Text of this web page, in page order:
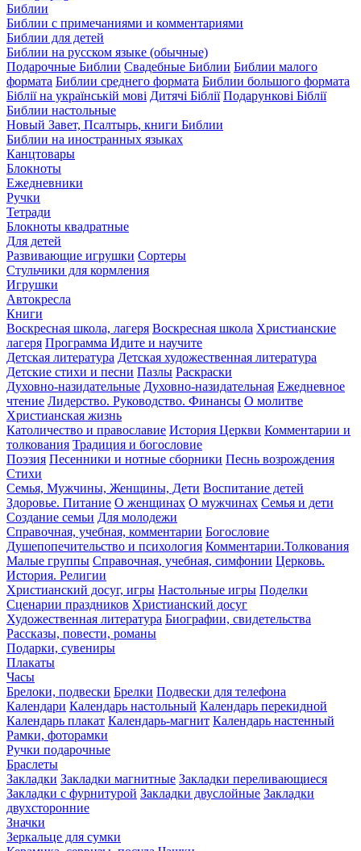
Библии
Библии с примечаниями и комментариями
Библии для детей
Библии на русском языке (обычные)
Подарочные Библии Свадебные Библии Библии малого
формата Библии среднего формата Библии большого формата
Біблії на українській мові Дитячі Біблії Подарункові Біблії
Библии настольные
Новый Завет, Псалтырь, книги Библии
Библии на иностранных языках
Канцтовары
Блокноты
Ежедневники
Ручки
Тетради
Блокноты квадратные
Для детей
Развивающие игрушки Сортеры
Стульчики для кормления
Игрушки
Автокресла
Книги
Воскресная школа, лагеря Воскресная школа Христианские
лагеря Программа Идите и научите
Детская литература Детская художественная литература
Детские стихи и песни Пазлы Раскраски
Духовно-назидательные Духовно-назидательная Ежедневное
чтение Лидерство. Руководство. Финансы О молитве
Христианская жизнь
Католичество и православие История Церкви Комментарии и
толкования Традиция и богословие
Поэзия Песенники и нотные сборники Песнь возрождения
Стихи
Семья, Мужчины, Женщины, Дети Воспитание детей
Здоровье. Питание О женщинах О мужчинах Семья и дети
Создание семьи Для молодежи
Справочная, учебная, комментарии Богословие
Душепопечительство и психология Комментарии.Толкования
Малые группы Справочная, учебная, симфонии Церковь.
История. Религии
Христианский досуг, игры Настольные игры Поделки
Сценарии праздников Христианский досуг
Художественная литература Биографии, свидетельства
Рассказы, повести, романы
Подарки, сувениры
Плакаты
Часы
Брелоки, подвески Брелки Подвески для телефона
Календари Календарь настольный Календарь перекидной
Календарь плакат Календарь-магнит Календарь настенный
Рамки, фоторамки
Ручки подарочные
Браслеты
Закладки Закладки магнитные Закладки переливающиеся
Закладки с фурнитурой Закладки двуслойные Закладки
двухсторонние
Значки
Зеркальце для сумки